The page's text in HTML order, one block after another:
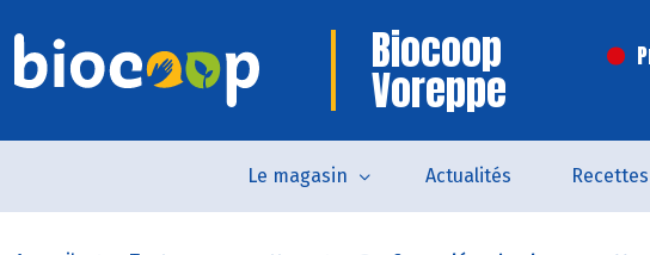
Biocoop
Voreppe
Le magasin Actualités Recettes